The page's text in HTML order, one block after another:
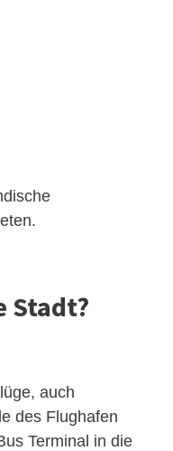
Stadt?
auch
des Flughafen
Terminal in die